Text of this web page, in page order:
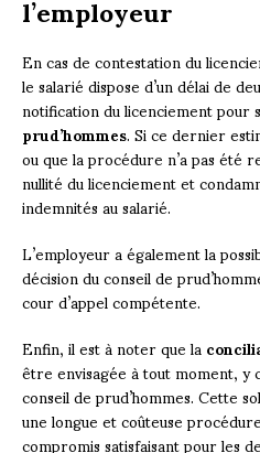
En cas de contestation du
le salarié dispose d’un délai de
notification du licenciement pour
prud’hommes. Si ce dernier
ou que la procédure n’a pas
nullité du licenciement et
indemnités au salarié.
L’employeur a également la
décision du conseil de
cour d’appel compétente.
Enfin, il est à noter que la
être envisagée à tout moment, y
conseil de prud’hommes. Cette
une longue et coûteuse